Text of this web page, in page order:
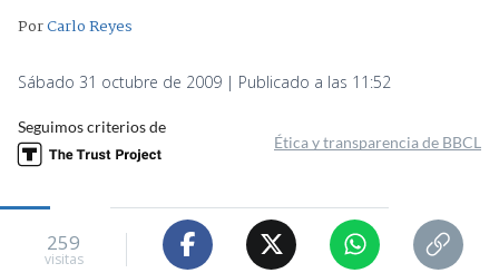
PorCarlo Reyes
Sábado 31 octubre de 2009 | Publicado a las 11:52
Seguimos criterios de
Ética y transparencia de BBCL
259
visitas